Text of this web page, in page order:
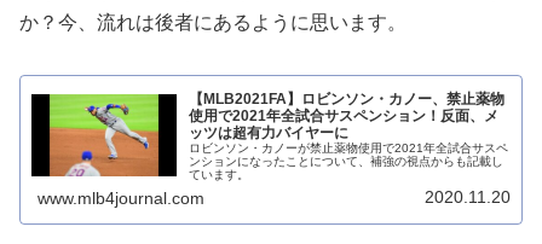
か？今、流れは後者にあるように思います。
【MLB2021FA】ロビンソン・カノー、禁止薬物
使用で2021年全試合サスペンション！反面、メ
ッツは超有力バイヤーに
ロビンソン・カノーが禁止薬物使用で2021年全試合サスペ
ンションになったことについて、補強の視点からも記載し
ています。
www.mlb4journal.com 2020.11.20